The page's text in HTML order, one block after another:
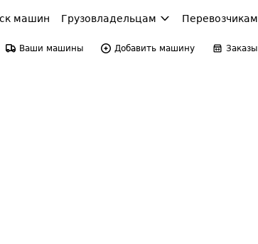
машин Грузовладельцам Перевозчикам
Ваши машины Добавить машину Заказы